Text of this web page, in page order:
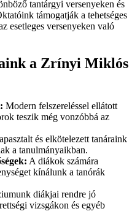
tantárgyi versenyeken és
támogatják a tehetséges
esetleges versenyeken való
a Zrínyi Miklós
Modern felszereléssel ellátott
teszik még vonzóbbá az
és elkötelezett tanáraink
a tanulmányaikban.
A diákok számára
kínálunk a tanórák
diákjai rendre jó
vizsgákon és egyéb